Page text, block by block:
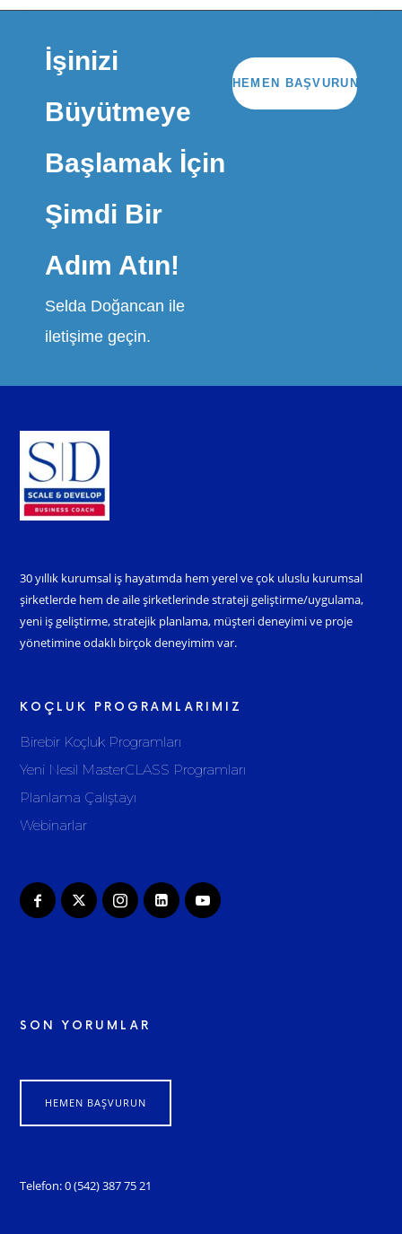
İşinizi
Büyütmeye
Başlamak İçin
Şimdi Bir
Adım Atın!
Selda Doğancan ile
iletişime geçin.
HEMEN BAŞVURUN
30 yıllık kurumsal iş hayatımda hem yerel ve çok uluslu kurumsal
şirketlerde hem de aile şirketlerinde strateji geliştirme/uygulama,
yeni iş geliştirme, stratejik planlama, müşteri deneyimi ve proje
yönetimine odaklı birçok deneyimim var.
KOÇLUK PROGRAMLARIMIZ
Birebir Koçluk Programları
Yeni Nesil MasterCLASS Programları
Planlama Çalıştayı
Webinarlar
SON YORUMLAR
HEMEN BAŞVURUN
Telefon: 0 (542) 387 75 21